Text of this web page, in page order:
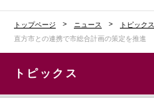
トップページ ニュース
トピックス
直方市との連携で市総合計画の策定を推進
トピックス